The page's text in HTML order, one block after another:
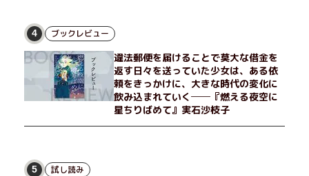
恵弥は、まるで影のような存在の博士とまみえることはできるの
か？ そして、唄の歌詞「かたむくマリア」に込められた秘密と
は？ 謎めいたラストが鮮烈な余韻を残すシリーズ第四作！
4 ブックレビュー
違法郵便を届けることで莫大な借金を
返す日々を送っていた少女は、ある依
頼をきっかけに、大きな時代の変化に
飲み込まれていく──『燃える夜空に
星ちりばめて』実石沙枝子
5 試し読み